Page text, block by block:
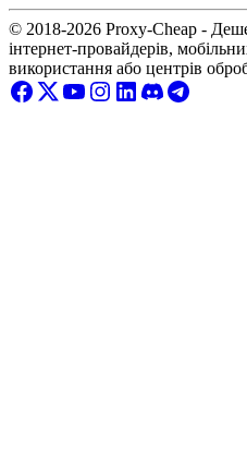
© 2018-2026 Proxy-Cheap -
інтернет-провайдерів,
використання або центрів